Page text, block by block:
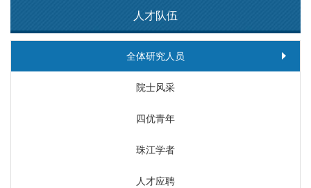
人才队伍
全体研究人员
院士风采
四优青年
珠江学者
人才应聘